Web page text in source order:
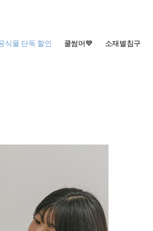
식몰 단독 할인 쿨썸머💙 소재별침구